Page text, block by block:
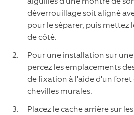
déverrouillage soit aligné
pour le séparer, puis
de côté.
Pour une installation sur
percez les emplacements
de fixation à l'aide d'un foret
chevilles murales.
Placez le cache arrière sur